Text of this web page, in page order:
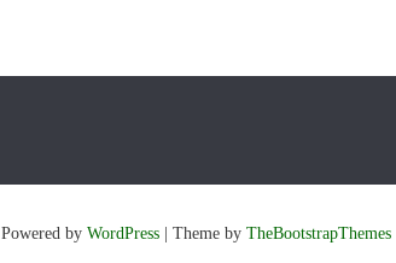
Powered by WordPress| Theme by TheBootstrapThemes|